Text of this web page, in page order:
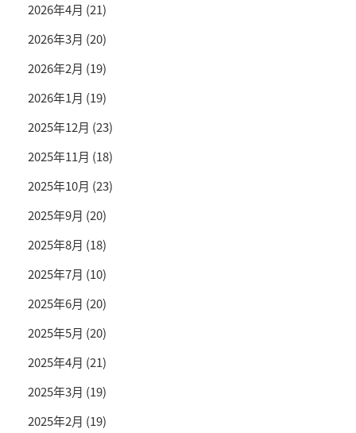
2026年4月 (21)
2026年3月 (20)
2026年2月 (19)
2026年1月 (19)
2025年12月 (23)
2025年11月 (18)
2025年10月 (23)
2025年9月 (20)
2025年8月 (18)
2025年7月 (10)
2025年6月 (20)
2025年5月 (20)
2025年4月 (21)
2025年3月 (19)
2025年2月 (19)